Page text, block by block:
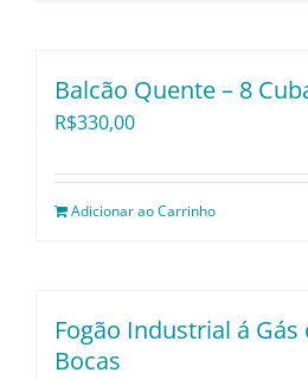
Balcão Quente – 8
R$330,00
Adicionar ao Carrinho
Fogão Industrial á Gás
Bocas